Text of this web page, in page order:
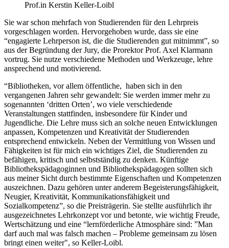
Prof.in Kerstin Keller-Loibl
Sie war schon mehrfach von Studierenden für den Lehrpreis
vorgeschlagen worden. Hervorgehoben wurde, dass sie eine
“engagierte Lehrperson ist, die die Studierenden gut mitnimmt”, so
aus der Begründung der Jury, die Prorektor Prof. Axel Klarmann
vortrug. Sie nutze verschiedene Methoden und Werkzeuge, lehre
ansprechend und motivierend.
“Bibliotheken, vor allem öffentliche, haben sich in den
vergangenen Jahren sehr gewandelt: Sie werden immer mehr zu
sogenannten ‘dritten Orten’, wo viele verschiedende
Veranstaltungen stattfinden, insbesondere für Kinder und
Jugendliche. Die Lehre muss sich an solche neuen Entwicklungen
anpassen, Kompetenzen und Kreativität der Studierenden
entsprechend entwickeln. Neben der Vermittlung von Wissen und
Fähigkeiten ist für mich ein wichtiges Ziel, die Studierenden zu
befähigen, kritisch und selbstständig zu denken. Künftige
Bibliothekspädagoginnen und Bibliothekspädagogen sollten sich
aus meiner Sicht durch bestimmte Eigenschaften und Kompetenzen
auszeichnen. Dazu gehören unter anderem Begeisterungsfähigkeit,
Neugier, Kreativität, Kommunikationsfähigkeit und
Sozialkompetenz”, so die Preisträgerin. Sie stellte ausführlich ihr
ausgezeichnetes Lehrkonzept vor und betonte, wie wichtig Freude,
Wertschätzung und eine “lernförderliche Atmosphäre sind: ”Man
darf auch mal was falsch machen – Probleme gemeinsam zu lösen
bringt einen weiter", so Keller-Loibl.